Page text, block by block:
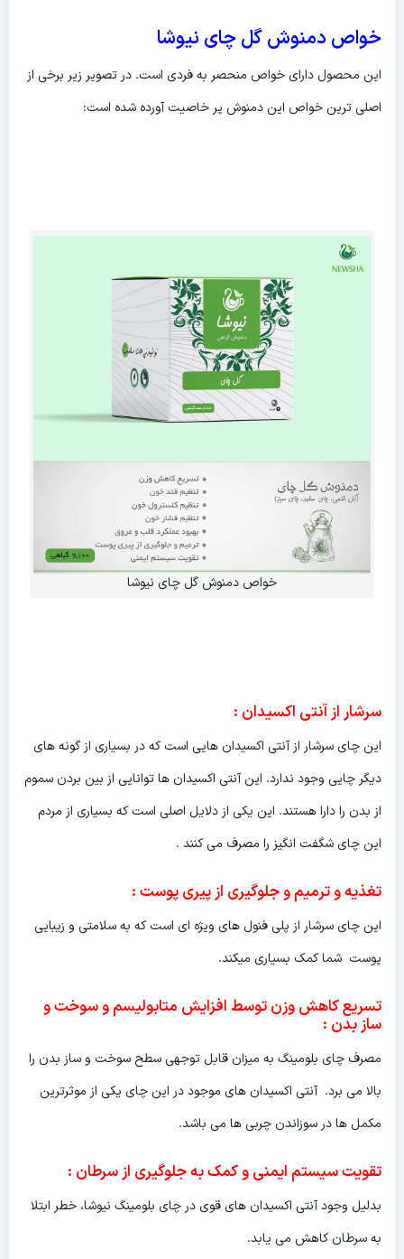
خواص دمنوش گل چای نیوشا
این محصول دارای خواص منحصر به فردی است. در تصویر زیر برخی از
اصلی ترین خواص این دمنوش پر خاصیت آورده شده است:
خواص دمنوش گل چای نیوشا
سرشار از آنتی اکسیدان :
این چای سرشار از آنتی اکسیدان هایی است که در بسیاری از گونه های
دیگر چایی وجود ندارد. این آنتی اکسیدان ها توانایی از بین بردن سموم
از بدن را دارا هستند. این یکی از دلایل اصلی است که بسیاری از مردم
این چای شگفت انگیز را مصرف می کنند .
تغذیه و ترمیم و جلوگیری از پیری پوست:
این چای سرشار از پلی فنول های ویژه ای است که به سلامتی و زیبایی
پوست شما کمک بسیاری میکند.
تسریع کاهش وزن توسط افزایش متابولیسم و سوخت و
ساز بدن :
مصرف چای بلومینگ به میزان قابل توجهی سطح سوخت و ساز بدن را
بالا می برد. آنتی اکسیدان های موجود در این چای یکی از موثرترین
مکمل ها در سوزاندن چربی ها می باشد.
تقویت سیستم ایمنی و کمک به جلوگیری از سرطان :
بدلیل وجود آنتی اکسیدان های قوی در چای بلومینگ نیوشا، خطر ابتلا
به سرطان کاهش می یابد.